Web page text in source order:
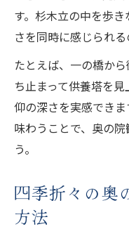
す。杉木立の中を歩
さを同時に感じられ
たとえば、一の橋か
ち止まって供養塔を
仰の深さを実感でき
味わうことで、奥の
う。
四季折々の奥
方法